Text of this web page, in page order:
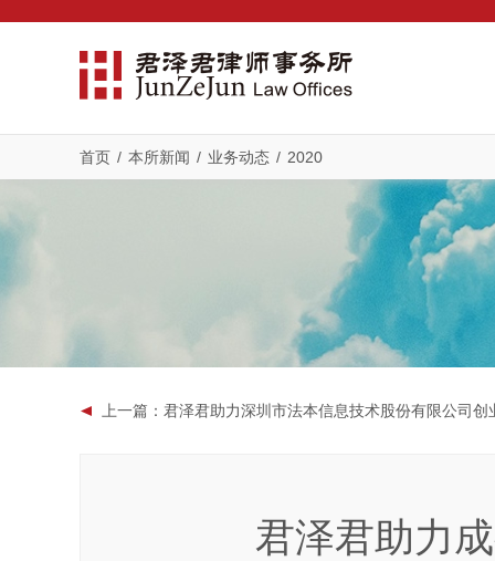
首页 / 本所新闻 / 业务动态 / 2020
上一篇 ：君泽君助力深圳市法本信息技术股份有限公司创业板
君泽君助力